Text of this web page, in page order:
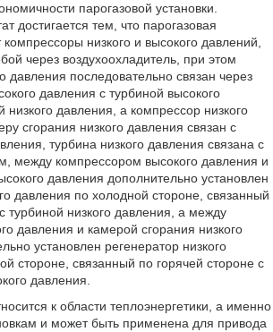
парогазовой установки.
достигается тем, что парогазовая
низкого и высокого давлений,
через воздухоохладитель, при этом
давления последовательно связан через
давления с турбиной высокого
низкого давления, а компрессор низкого
сгорания низкого давления связан с
турбина низкого давления связана с
между компрессором высокого давления и
давления дополнительно установлен
давления по холодной стороне, связанный
турбиной низкого давления, а между
давления и камерой сгорания низкого
установлен регенератор низкого
стороне, связанный по горячей стороне с
давления.
к области теплоэнергетики, а именно
и может быть применена для привода